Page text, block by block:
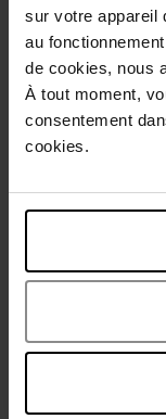
sur votre appareil
au
de cookies, nous
À tout moment,
consentement
cookies.
Description